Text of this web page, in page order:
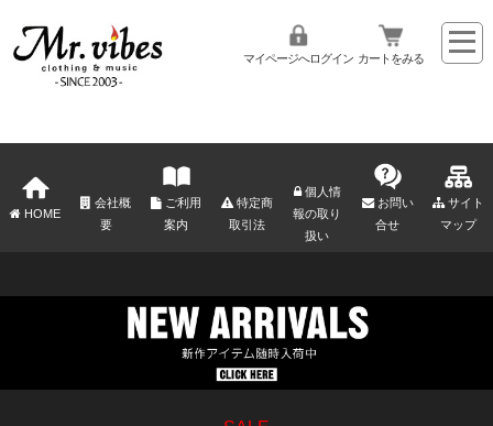
マイページへログイン カートをみる
HOME
会社概
要
ご利用
案内
特定商
取引法
個人情
報の取り
扱い
お問い
合せ
サイト
マップ